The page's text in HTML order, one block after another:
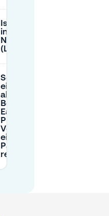
Ist Ajuinlei 10
innerhalb der
Niedrigemissionszone
(LEZ) von Gent?
Sollte ich für
einen
abendlichen
Besuch bei
Eat Love
Pizza im
Voraus
einen
Parkplatz
reservieren?